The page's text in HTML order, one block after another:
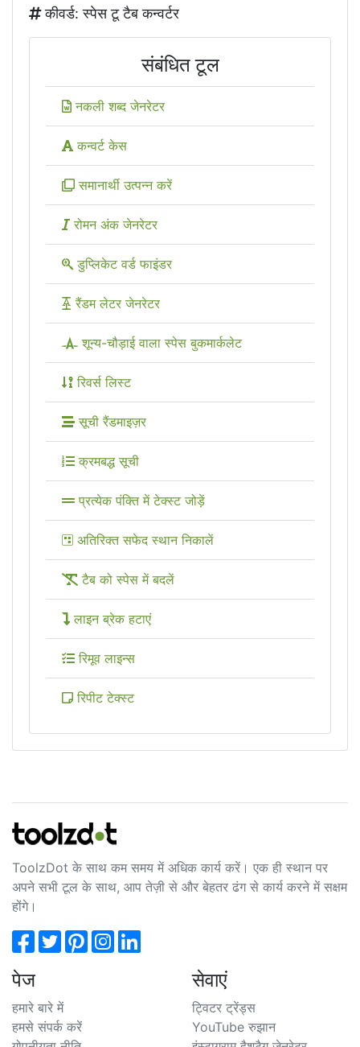
कीवर्ड: स्पेस टू टैब कन्वर्टर
संबंधित टूल
नकली शब्द जेनरेटर
कन्वर्ट केस
समानार्थी उत्पन्न करें
रोमन अंक जेनरेटर
डुप्लिकेट वर्ड फाइंडर
रैंडम लेटर जेनरेटर
शून्य-चौड़ाई वाला स्पेस बुकमार्कलेट
रिवर्स लिस्ट
सूची रैंडमाइज़र
क्रमबद्ध सूची
प्रत्येक पंक्ति में टेक्स्ट जोड़ें
अतिरिक्त सफेद स्थान निकालें
टैब को स्पेस में बदलें
लाइन ब्रेक हटाएं
रिमूव लाइन्स
रिपीट टेक्स्ट
ToolzDot के साथ कम समय में अधिक कार्य करें। एक ही स्थान पर
अपने सभी टूल के साथ, आप तेज़ी से और बेहतर ढंग से कार्य करने में सक्षम
होंगे।
पेज
हमारे बारे में
हमसे संपर्क करें
सेवाएं
ट्विटर ट्रेंड्स
YouTube रुझान